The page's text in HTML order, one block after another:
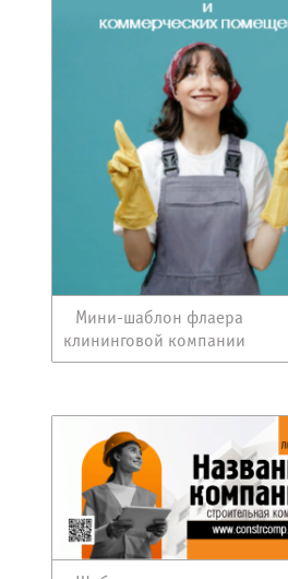
Мини-шаблон флаера
клининговой компании